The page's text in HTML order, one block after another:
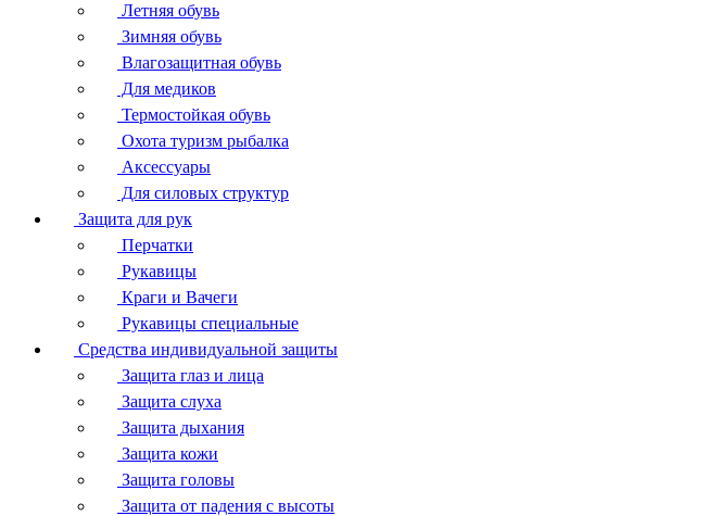
Летняя обувь
Зимняя обувь
Влагозащитная обувь
Для медиков
Термостойкая обувь
Охота туризм рыбалка
Аксессуары
Для силовых структур
Защита для рук
Перчатки
Рукавицы
Краги и Вачеги
Рукавицы специальные
Средства индивидуальной защиты
Защита глаз и лица
Защита слуха
Защита дыхания
Защита кожи
Защита головы
Защита от падения с высоты